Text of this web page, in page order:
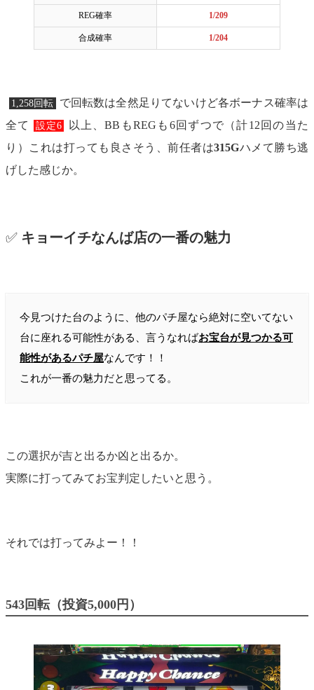
REG確率 1/209
合成確率 1/204
1,258回転
で回転数は全然足りてないけど各ボーナス確率は
全て
設定6
以上、BBもREGも6回ずつで（計12回の当た
り）これは打っても良さそう、前任者は315Gハメて勝ち逃
げした感じか。
✅ キョーイチなんば店の一番の魅力
今見つけた台のように、他のパチ屋なら絶対に空いてない
台に座れる可能性がある、言うなればお宝台が見つかる可
能性があるパチ屋なんです！！
これが一番の魅力だと思ってる。
この選択が吉と出るか凶と出るか。
実際に打ってみてお宝判定したいと思う。
それでは打ってみよー！！
543回転（投資5,000円）